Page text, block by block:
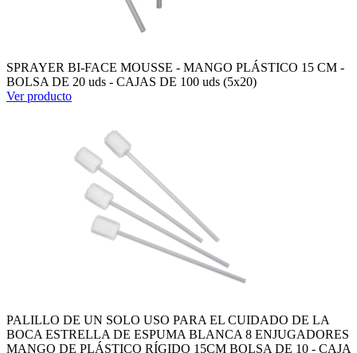
SPRAYER BI-FACE MOUSSE - MANGO PLÁSTICO 15 CM -
BOLSA DE 20 uds - CAJAS DE 100 uds (5x20)
Ver producto
PALILLO DE UN SOLO USO PARA EL CUIDADO DE LA
BOCA ESTRELLA DE ESPUMA BLANCA 8 ENJUGADORES
MANGO DE PLÁSTICO RÍGIDO 15CM BOLSA DE 10 - CAJA